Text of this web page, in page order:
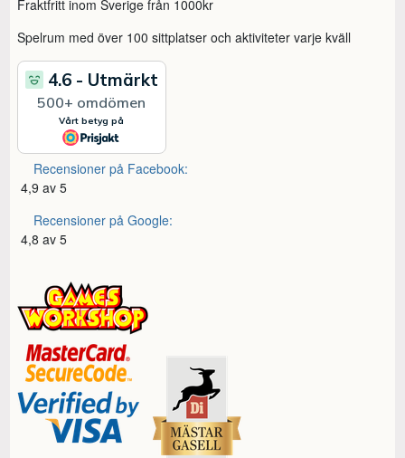
Fraktfritt inom Sverige från 1000kr
Spelrum med över 100 sittplatser och aktiviteter varje kväll
Recensioner på Facebook:
4,9 av 5
Recensioner på Google:
4,8 av 5